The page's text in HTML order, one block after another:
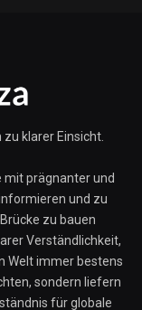
klarer Einsicht.
mit prägnanter und
und zu
zu bauen
Verständlichkeit,
Welt immer bestens
sondern liefern
für globale